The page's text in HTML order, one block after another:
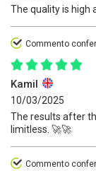
The quality is high
Commento
Kamil
10/03/2025
The results after
limitless. 🚀🚀
Commento